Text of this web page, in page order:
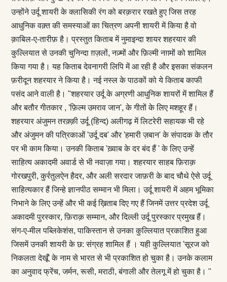
उन्होंने उर्दू शायरी के क्लासिकी रंग को बरक़रार रखते हुए जिस तरह
आधुनिक वक़्त की समस्याओं का चित्रण अपनी शायरी में किया है वो
क़ाबिल-ए-तारीफ़ है। प्रस्तुत किताब में नुमाइन्दा शायर शहरयार की
कुल्लियात से उनकी चुनिन्दा ग़ज़लों, नज़्मों और फ़िल्मी नग़मों को शामिल
किया गया है। यह किताब देवनागरी लिपि में आ रही है और इसका संकलन
फ़रीदून शहरयार ने किया है। नई नस्ल के पाठकों को ये किताब काफी
पसंद आने वाली है। "शहरयार उर्दू के अग्रणी आधुनिक शायरों में शामिल हैं
और बतौर गीतकार , 'फ़िल्म उमराव जान', के गीतों के लिए मशहूर हैं।
शहरयार अंजुमन तरक़्क़ी उर्दू (हिन्द) अलीगढ़ में लिटरेरी सहायक भी रहे
और अंजुमन की पत्रिकाओं 'उर्दू दब' और 'हमारी ज़बान' के संपादक के तौर
पर भी काम किया। उनकी किताब 'ख़्वाब के दर बंद हैं ' के लिए उन्हें
साहित्य अकादमी अवार्ड से भी नवाज़ा गया। शहरयार साहब फ़िराक़
गोरखपुरी, कुर्रतुलऐन हैदर, और अली सरदार जाफ़री के बाद चौथे ऐसे उर्दू
साहित्यकार हैं जिन्हे ज्ञानपीठ सम्मान भी मिला। उर्दू शायरी में अहम भूमिका
निभाने के लिए उन्हें और भी कई ख़िताब दिए गए हैं जिनमें उत्तर प्रदेश उर्दू
अकादमी पुरस्कार, फ़िराक़ सम्मान, और दिल्ली उर्दू पुरस्कार प्रमुख हैं।
संग-ए-मील पब्लिकेशंस, पाकिस्तान से उनका कुल्लियात प्रकाशित हुआ
जिसमें उनकी शायरी के छ: संग्रह शामिल हैं । यही कुल्लियात 'सूरज को
निकलता देखूँ' के नाम से भारत से भी प्रकाशित हो चुका है। उनके कलाम
का अनुवाद फ्रेंच, जर्मन, रूसी, मराठी, बंगाली और तेलगू में हो चुका है। "